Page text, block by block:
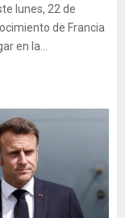
lunes, 22 de
de Francia
en la...